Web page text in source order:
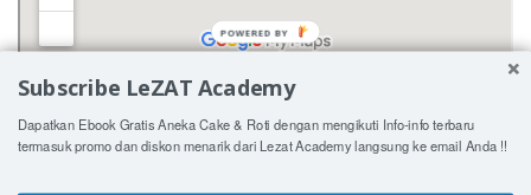
Subscribe LeZAT Academy
Dapatkan Ebook Gratis Aneka Cake & Roti dengan mengikuti Info-info terbaru
termasuk promo dan diskon menarik dari Lezat Academy langsung ke email Anda !!
POWERED BY